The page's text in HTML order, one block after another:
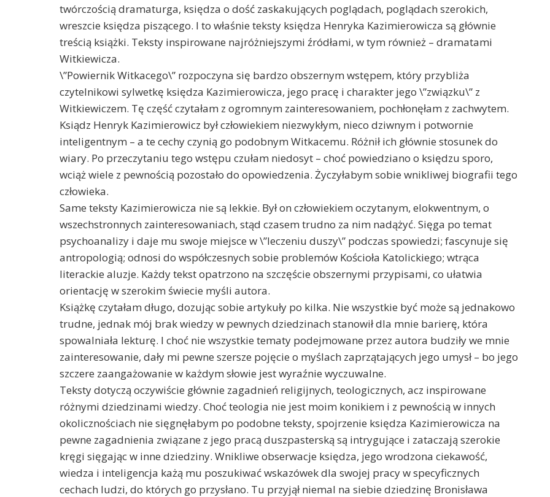
twórczością dramaturga, księdza o dość zaskakujących poglądach, poglądach szerokich,
wreszcie księdza piszącego. I to właśnie teksty księdza Henryka Kazimierowicza są głównie
treścią książki. Teksty inspirowane najróżniejszymi źródłami, w tym również – dramatami
Witkiewicza.
\”Powiernik Witkacego\” rozpoczyna się bardzo obszernym wstępem, który przybliża
czytelnikowi sylwetkę księdza Kazimierowicza, jego pracę i charakter jego \”związku\” z
Witkiewiczem. Tę część czytałam z ogromnym zainteresowaniem, pochłonęłam z zachwytem.
Ksiądz Henryk Kazimierowicz był człowiekiem niezwykłym, nieco dziwnym i potwornie
inteligentnym – a te cechy czynią go podobnym Witkacemu. Różnił ich głównie stosunek do
wiary. Po przeczytaniu tego wstępu czułam niedosyt – choć powiedziano o księdzu sporo,
wciąż wiele z pewnością pozostało do opowiedzenia. Życzyłabym sobie wnikliwej biografii tego
człowieka.
Same teksty Kazimierowicza nie są lekkie. Był on człowiekiem oczytanym, elokwentnym, o
wszechstronnych zainteresowaniach, stąd czasem trudno za nim nadążyć. Sięga po temat
psychoanalizy i daje mu swoje miejsce w \”leczeniu duszy\” podczas spowiedzi; fascynuje się
antropologią; odnosi do współczesnych sobie problemów Kościoła Katolickiego; wtrąca
literackie aluzje. Każdy tekst opatrzono na szczęście obszernymi przypisami, co ułatwia
orientację w szerokim świecie myśli autora.
Książkę czytałam długo, dozując sobie artykuły po kilka. Nie wszystkie być może są jednakowo
trudne, jednak mój brak wiedzy w pewnych dziedzinach stanowił dla mnie barierę, która
spowalniała lekturę. I choć nie wszystkie tematy podejmowane przez autora budziły we mnie
zainteresowanie, dały mi pewne szersze pojęcie o myślach zaprzątających jego umysł – bo jego
szczere zaangażowanie w każdym słowie jest wyraźnie wyczuwalne.
Teksty dotyczą oczywiście głównie zagadnień religijnych, teologicznych, acz inspirowane
różnymi dziedzinami wiedzy. Choć teologia nie jest moim konikiem i z pewnością w innych
okolicznościach nie sięgnęłabym po podobne teksty, spojrzenie księdza Kazimierowicza na
pewne zagadnienia związane z jego pracą duszpasterską są intrygujące i zataczają szerokie
kręgi sięgając w inne dziedziny. Wnikliwe obserwacje księdza, jego wrodzona ciekawość,
wiedza i inteligencja każą mu poszukiwać wskazówek dla swojej pracy w specyficznych
cechach ludzi, do których go przysłano. Tu przyjął niemal na siebie dziedzinę Bronisława